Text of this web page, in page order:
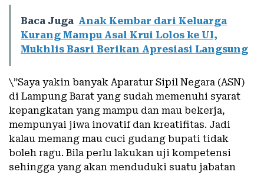
Baca Juga Anak Kembar dari Keluarga
Kurang Mampu Asal Krui Lolos ke UI,
Mukhlis Basri Berikan Apresiasi Langsung
\”Saya yakin banyak Aparatur Sipil Negara (ASN)
di Lampung Barat yang sudah memenuhi syarat
kepangkatan yang mampu dan mau bekerja,
mempunyai jiwa inovatif dan kreatifitas. Jadi
kalau memang mau cuci gudang bupati tidak
boleh ragu. Bila perlu lakukan uji kompetensi
sehingga yang akan menduduki suatu jabatan